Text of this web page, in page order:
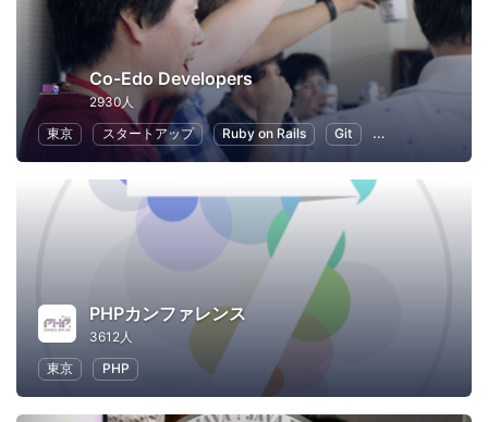
Co-Edo Developers
2930人
東京
スタートアップ Ruby on Rails Git プログラミング
PHPカンファレンス
3612人
東京
PHP